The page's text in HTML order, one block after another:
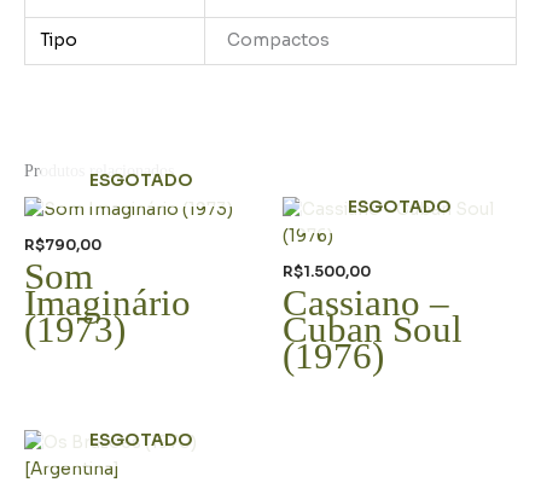
Tipo Compactos
Produtos relacionados
ESGOTADO
R$790,00
Som
Imaginário
(1973)
ESGOTADO
R$1.500,00
Cassiano –
Cuban Soul
(1976)
ESGOTADO